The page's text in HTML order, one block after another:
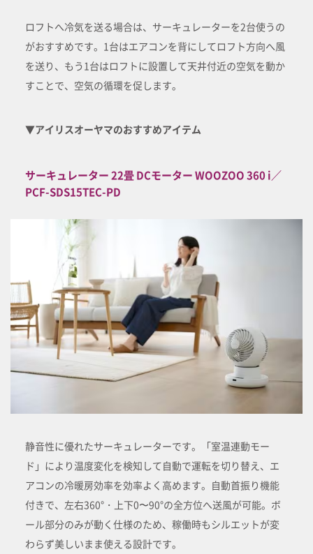
ロフトへ冷気を送る場合は、サーキュレーターを2台使うの
がおすすめです。1台はエアコンを背にしてロフト方向へ風
を送り、もう1台はロフトに設置して天井付近の空気を動か
すことで、空気の循環を促します。
▼アイリスオーヤマのおすすめアイテム
サーキュレーター 22畳 DCモーター WOOZOO 360 i／
PCF-SDS15TEC-PD
静音性に優れたサーキュレーターです。「室温連動モー
ド」により温度変化を検知して自動で運転を切り替え、エ
アコンの冷暖房効率を効率よく高めます。自動首振り機能
付きで、左右360°・上下0〜90°の全方位へ送風が可能。ボ
ール部分のみが動く仕様のため、稼働時もシルエットが変
わらず美しいまま使える設計です。